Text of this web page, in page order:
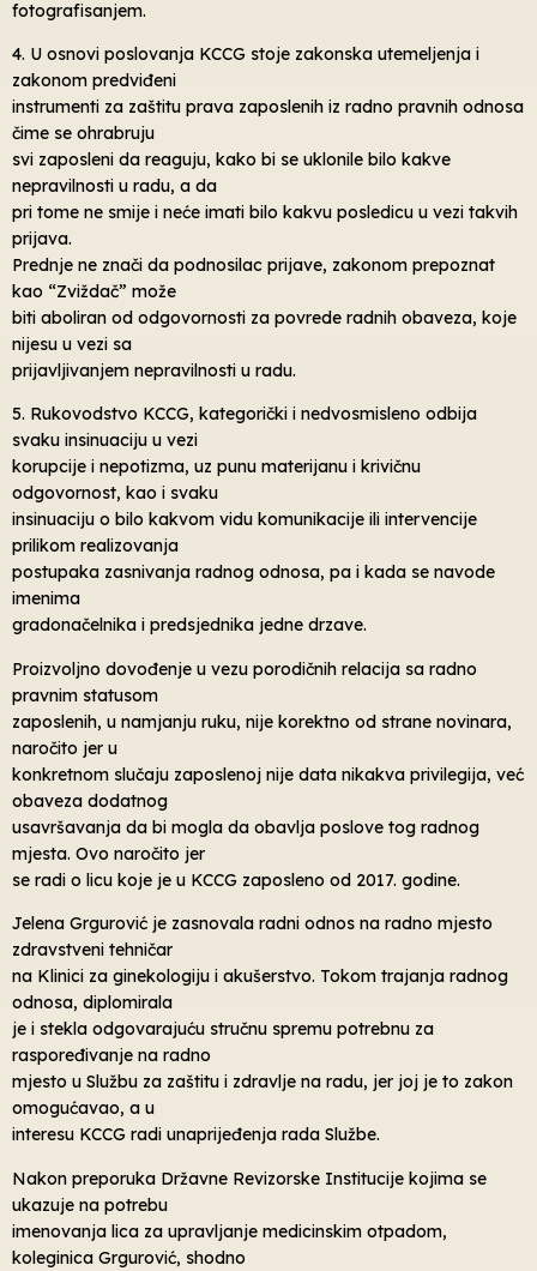
fotografisanjem.
4. U osnovi poslovanja KCCG stoje zakonska utemeljenja i
zakonom predviđeni
instrumenti za zaštitu prava zaposlenih iz radno pravnih odnosa
čime se ohrabruju
svi zaposleni da reaguju, kako bi se uklonile bilo kakve
nepravilnosti u radu, a da
pri tome ne smije i neće imati bilo kakvu posledicu u vezi takvih
prijava.
Prednje ne znači da podnosilac prijave, zakonom prepoznat
kao “Zviždač” može
biti aboliran od odgovornosti za povrede radnih obaveza, koje
nijesu u vezi sa
prijavljivanjem nepravilnosti u radu.
5. Rukovodstvo KCCG, kategorički i nedvosmisleno odbija
svaku insinuaciju u vezi
korupcije i nepotizma, uz punu materijanu i krivičnu
odgovornost, kao i svaku
insinuaciju o bilo kakvom vidu komunikacije ili intervencije
prilikom realizovanja
postupaka zasnivanja radnog odnosa, pa i kada se navode
imenima
gradonačelnika i predsjednika jedne drzave.
Proizvoljno dovođenje u vezu porodičnih relacija sa radno
pravnim statusom
zaposlenih, u namjanju ruku, nije korektno od strane novinara,
naročito jer u
konkretnom slučaju zaposlenoj nije data nikakva privilegija, već
obaveza dodatnog
usavršavanja da bi mogla da obavlja poslove tog radnog
mjesta. Ovo naročito jer
se radi o licu koje je u KCCG zaposleno od 2017. godine.
Jelena Grgurović je zasnovala radni odnos na radno mjesto
zdravstveni tehničar
na Klinici za ginekologiju i akušerstvo. Tokom trajanja radnog
odnosa, diplomirala
je i stekla odgovarajuću stručnu spremu potrebnu za
raspoređivanje na radno
mjesto u Službu za zaštitu i zdravlje na radu, jer joj je to zakon
omogućavao, a u
interesu KCCG radi unaprijeđenja rada Službe.
Nakon preporuka Državne Revizorske Institucije kojima se
ukazuje na potrebu
imenovanja lica za upravljanje medicinskim otpadom,
koleginica Grgurović, shodno